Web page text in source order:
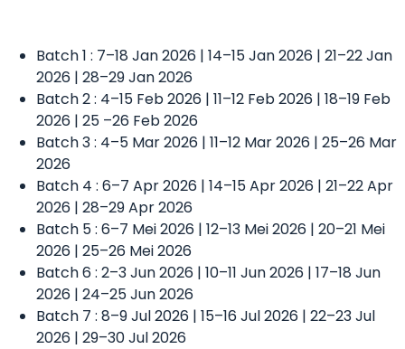
Batch 1 : 7–18 Jan 2026 | 14–15 Jan 2026 | 21–22 Jan
2026 | 28–29 Jan 2026
Batch 2 : 4–15 Feb 2026 | 11–12 Feb 2026 | 18–19 Feb
2026 | 25 –26 Feb 2026
Batch 3 : 4–5 Mar 2026 | 11–12 Mar 2026 | 25–26 Mar
2026
Batch 4 : 6–7 Apr 2026 | 14–15 Apr 2026 | 21–22 Apr
2026 | 28–29 Apr 2026
Batch 5 : 6–7 Mei 2026 | 12–13 Mei 2026 | 20–21 Mei
2026 | 25–26 Mei 2026
Batch 6 : 2–3 Jun 2026 | 10–11 Jun 2026 | 17–18 Jun
2026 | 24–25 Jun 2026
Batch 7 : 8–9 Jul 2026 | 15–16 Jul 2026 | 22–23 Jul
2026 | 29–30 Jul 2026